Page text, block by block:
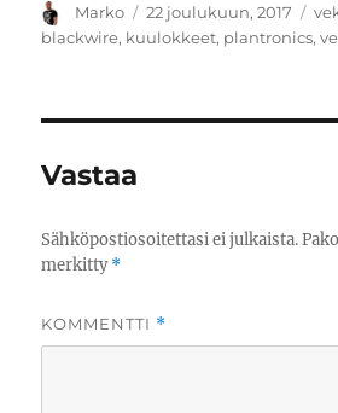
Kirjoittaja
Marko Julkaistu
22 joulukuun, 2017
blackwire, kuulokkeet, plantronics,
Vastaa
Sähköpostiosoitettasi ei julkaista.
merkitty*
KOMMENTTI *